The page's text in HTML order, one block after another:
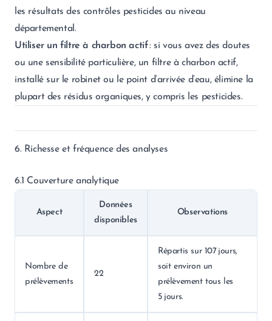
les résultats des contrôles pesticides au niveau
départemental.
Utiliser un filtre à charbon actif: si vous avez des doutes
ou une sensibilité particulière, un filtre à charbon actif,
installé sur le robinet ou le point d’arrivée d’eau, élimine la
plupart des résidus organiques, y compris les pesticides.
6. Richesse et fréquence des analyses
6.1 Couverture analytique
Aspect
Données
disponibles
Observations
Nombre de
prélèvements
22
Répartis sur 107 jours,
soit environ un
prélèvement tous les
5 jours.